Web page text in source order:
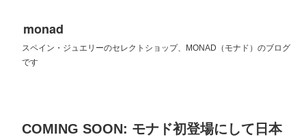
monad
スペイン・ジュエリーのセレクトショップ、MONAD（モナド）のブログ
です
COMING SOON: モナド初登場にして日本